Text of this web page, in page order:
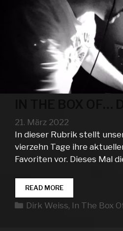
21. März 2022
In dieser Rubrik stellt
vierzehn Tage ihre
Favoriten vor. Dieses Mal
READ MOREIN
THE
BOX
Kategorien
Dirk Weiss, In The Box